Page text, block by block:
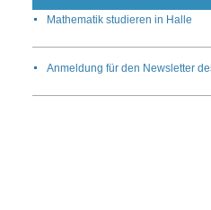
Mathematik studieren in Halle
Anmeldung für den Newsletter